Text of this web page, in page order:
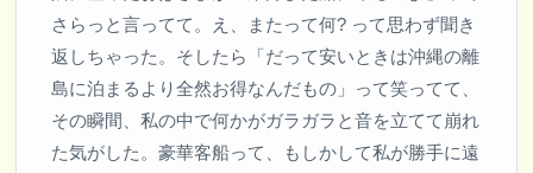
さらっと言ってて。え、またって何? って思わず聞き
返しちゃった。そしたら「だって安いときは沖縄の離
島に泊まるより全然お得なんだもの」って笑ってて、
その瞬間、私の中で何かがガラガラと音を立てて崩れ
た気がした。豪華客船って、もしかして私が勝手に遠